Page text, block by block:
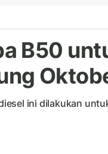
B50
ini dilakukan